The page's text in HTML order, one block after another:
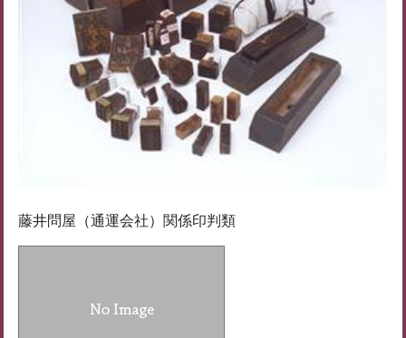
藤井問屋（通運会社）関係印判類